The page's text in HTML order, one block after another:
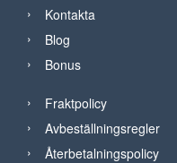
Kontakta
Blog
Bonus
Fraktpolicy
Avbeställningsregler
Återbetalningspolicy